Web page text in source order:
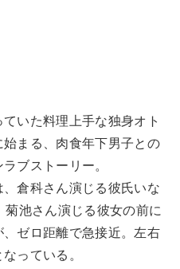
いた料理上手な独身オト
まる、肉食年下男子との
ブストーリー。
倉科さん演じる彼氏いな
池さん演じる彼女の前に
ゼロ距離で急接近。左右
っている。